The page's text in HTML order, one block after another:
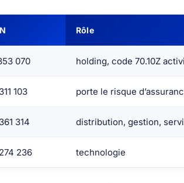
Rôle
070 holding, code 70.10Z
103 porte le risque
314 distribution, gestion,
236 technologie